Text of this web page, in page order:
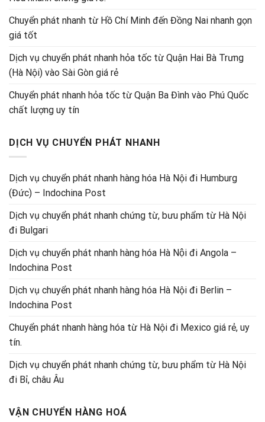
Chuyển phát nhanh từ Hồ Chí Minh đến Đồng Nai nhanh gọn
giá tốt
Dịch vụ chuyển phát nhanh hỏa tốc từ Quận Hai Bà Trưng
(Hà Nội) vào Sài Gòn giá rẻ
Chuyển phát nhanh hỏa tốc từ Quận Ba Đình vào Phú Quốc
chất lượng uy tín
DỊCH VỤ CHUYỂN PHÁT NHANH
Dịch vụ chuyển phát nhanh hàng hóa Hà Nội đi Humburg
(Đức) – Indochina Post
Dịch vụ chuyển phát nhanh chứng từ, bưu phẩm từ Hà Nội
đi Bulgari
Dịch vụ chuyển phát nhanh hàng hóa Hà Nội đi Angola –
Indochina Post
Dịch vụ chuyển phát nhanh hàng hóa Hà Nội đi Berlin –
Indochina Post
Chuyển phát nhanh hàng hóa từ Hà Nội đi Mexico giá rẻ, uy
tín.
Dịch vụ chuyển phát nhanh chứng từ, bưu phẩm từ Hà Nội
đi Bỉ, châu Âu
VẬN CHUYỂN HÀNG HOÁ